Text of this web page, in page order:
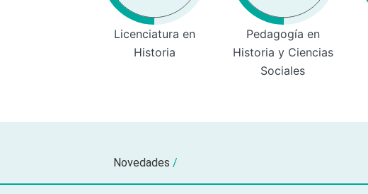
Licenciatura en
Historia
Pedagogía en
Historia y Ciencias
Sociales
Novedades /